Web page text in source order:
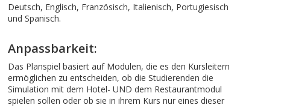
Deutsch, Englisch, Französisch, Italienisch, Portugiesisch
und Spanisch.
Anpassbarkeit:
Das Planspiel basiert auf Modulen, die es den Kursleitern
ermöglichen zu entscheiden, ob die Studierenden die
Simulation mit dem Hotel- UND dem Restaurantmodul
spielen sollen oder ob sie in ihrem Kurs nur eines dieser